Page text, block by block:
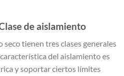
de aislamiento
tienen tres clases generales
del aislamiento es
y soportar ciertos límites